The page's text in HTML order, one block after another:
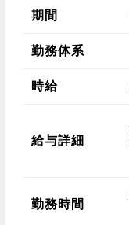
期間
勤務体系
時給
給与詳細
勤務時間